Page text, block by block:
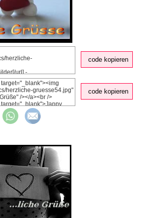
code kopieren
code kopieren